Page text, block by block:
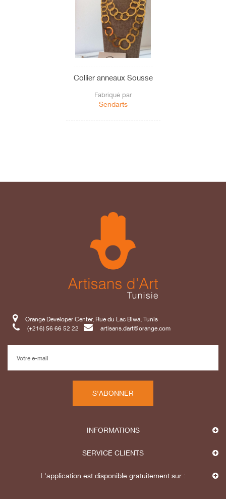
Collier anneaux Sousse
Fabriqué par
Sendarts
Orange Developer Center, Rue du Lac Biwa, Tunis
(+216) 56 66 52 22
artisans.dart@orange.com
S'ABONNER
INFORMATIONS
SERVICE CLIENTS
L'application est disponible gratuitement sur :